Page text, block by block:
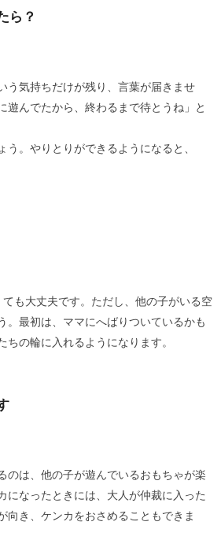
ら？
う気持ちだけが残り、言葉が届きませ
遊んでたから、終わるまで待とうね」と
。やりとりができるようになると、
も大丈夫です。ただし、他の子がいる空
。最初は、ママにへばりついているかも
の輪に入れるようになります。
のは、他の子が遊んでいるおもちゃが楽
になったときには、大人が仲裁に入った
向き、ケンカをおさめることもできま